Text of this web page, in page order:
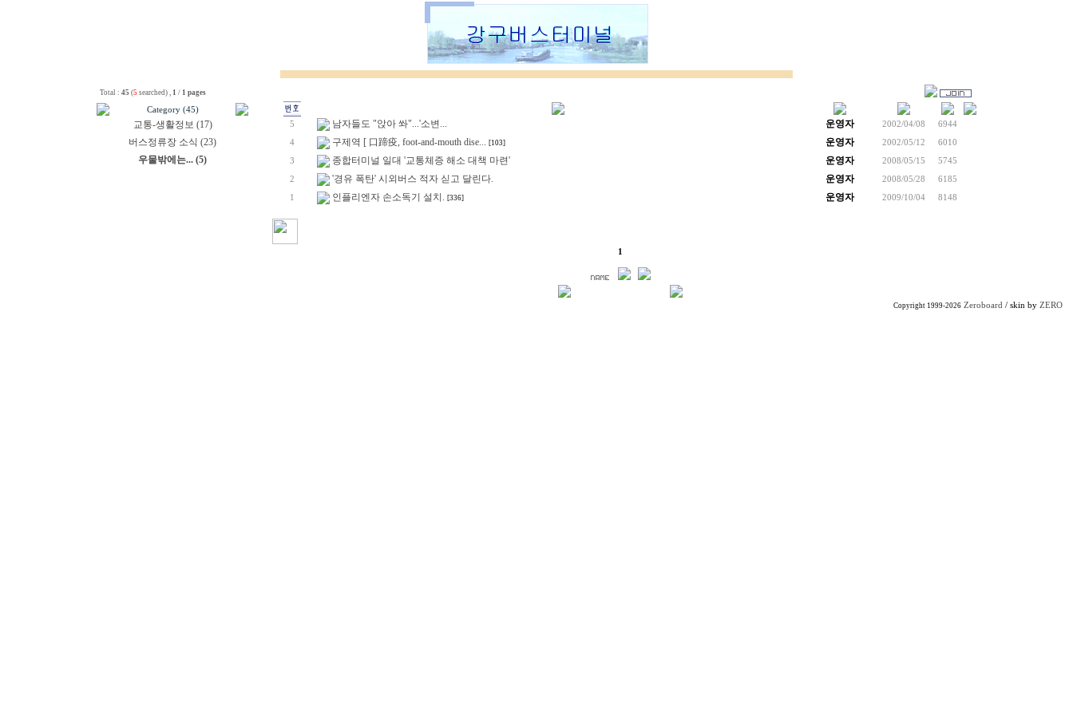
Total : 45 (5 searched) , 1 / 1 pages
Category (45)
교통-생활정보 (17)
버스정류장 소식 (23)
우물밖에는... (5)
5 남자들도 "앉아 쏴"...'소변... 운영자 2002/04/08 6944
4 구제역 [ 口蹄疫, foot-and-mouth dise... [103] 운영자 2002/05/12 6010
3 종합터미널 일대 '교통체증 해소 대책 마련' 운영자 2008/05/15 5745
2 '경유 폭탄' 시외버스 적자 싣고 달린다. 운영자 2008/05/28 6185
1 인플리엔자 손소독기 설치. [336] 운영자 2009/10/04 8148
1
Copyright 1999-2026 Zeroboard / skin by ZERO